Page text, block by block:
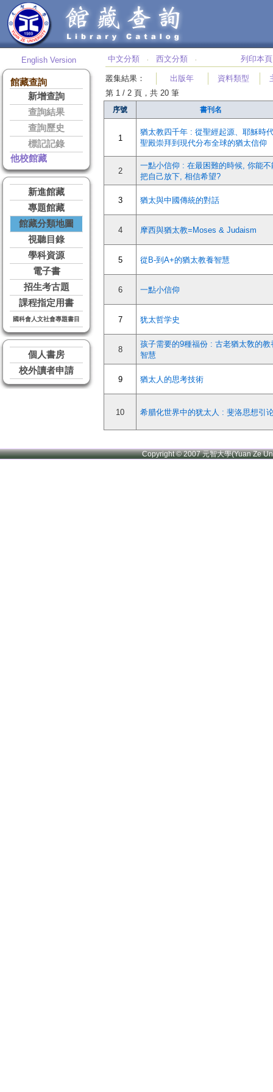
English Version
館藏查詢
新增查詢
查詢結果
查詢歷史
標記記錄
他校館藏
新進館藏
專題館藏
館藏分類地圖
視聽目錄
學科資源
電子書
招生考古題
課程指定用書
國科會人文社會專題書目
個人書房
校外讀者申請
中文分類 ‧ 西文分類 ‧ 列印本頁
叢集結果 ： 出版年 資料類型
第 1 / 2 頁，共 20 筆
序號 書刊名
1
猶太教四千年 : 從聖經起源、耶穌時
聖殿崇拜到現代分布全球的猶太信仰
2
一點小信仰 : 在最困難的時候, 你能不
把自己放下, 相信希望?
3 猶太與中國傳統的對話
4 摩西與猶太教=Moses & Judaism
5 從B-到A+的猶太教養智慧
6 一點小信仰
7 犹太哲学史
8
孩子需要的9種福份 : 古老猶太敎的教
智慧
9 猶太人的思考技術
10 希腊化世界中的犹太人 : 斐洛思想引
Copyright © 2007 元智大學(Yuan Ze